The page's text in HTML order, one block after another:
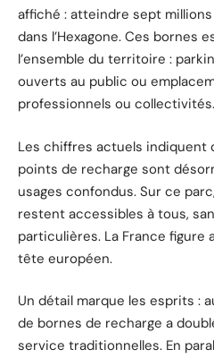
affiché : atteindre sept
dans l’Hexagone. Ces bornes
l’ensemble du territoire :
ouverts au public ou
professionnels ou collectivités.
Les chiffres actuels indiquent
points de recharge sont
usages confondus. Sur ce
restent accessibles à tous,
particulières. La France figure
tête européen.
Un détail marque les esprits :
de bornes de recharge a
service traditionnelles. En